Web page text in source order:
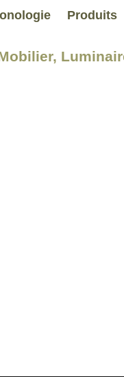
Produits